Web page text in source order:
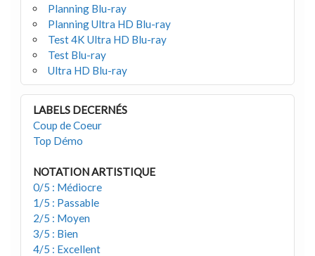
Planning Blu-ray
Planning Ultra HD Blu-ray
Test 4K Ultra HD Blu-ray
Test Blu-ray
Ultra HD Blu-ray
LABELS DECERNÉS
Coup de Coeur
Top Démo
NOTATION ARTISTIQUE
0/5 : Médiocre
1/5 : Passable
2/5 : Moyen
3/5 : Bien
4/5 : Excellent